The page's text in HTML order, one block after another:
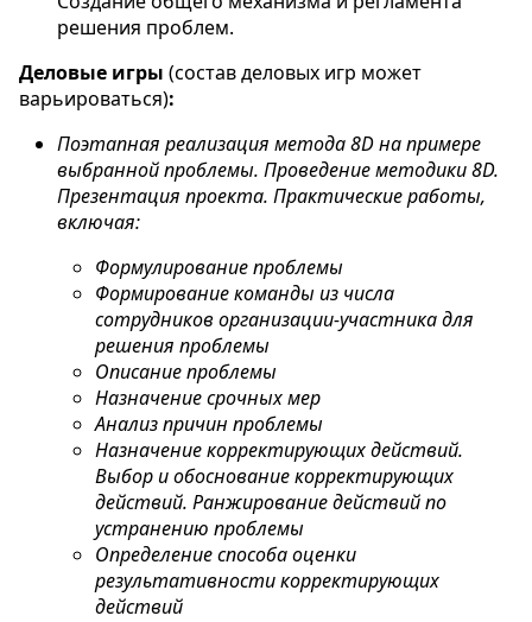
решения проблем.
Деловые игры (состав деловых игр может
варьироваться):
Поэтапная реализация метода 8Dна примере
выбранной проблемы. Проведение методики 8D.
Презентация проекта. Практические работы,
включая:
Формулирование проблемы
Формирование команды из числа
сотрудников организации-участника для
решения проблемы
Описание проблемы
Назначение срочных мер
Анализ причин проблемы
Назначение корректирующих действий.
Выбор и обоснование корректирующих
действий. Ранжирование действий по
устранению проблемы
Определение способа оценки
результативности корректирующих
действий